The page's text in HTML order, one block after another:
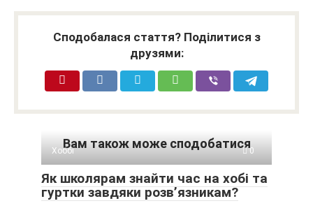
Сподобалася стаття? Поділитися з
друзями:
Вам також може сподобатися
Хоббі 0
Як школярам знайти час на хобі та
гуртки завдяки розв’язникам?